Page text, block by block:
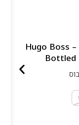
הוגו בוס בוטלד ביונד לאישה אדפ – Hugo Boss